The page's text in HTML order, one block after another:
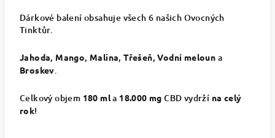
Dárkové balení obsahuje všech 6 našich Ovocných
Tinktůr.
Jahoda,Mango,Malina,Třešeň,Vodní meloun a
Broskev.
Celkový objem 180 mla 18.000 mg CBD vydrží na celý
rok!